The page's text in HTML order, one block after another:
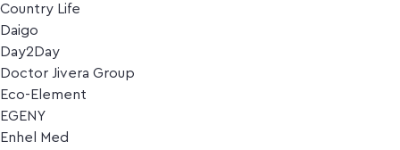
Country Life
Daigo
Day2Day
Doctor Jivera Group
Eco-Element
EGENY
Enhel Med